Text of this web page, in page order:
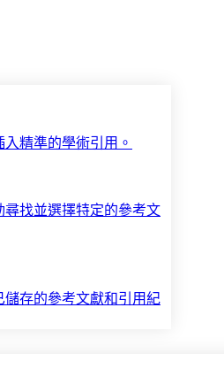
精準的學術引用。
找並選擇特定的參考文
存的參考文獻和引用紀